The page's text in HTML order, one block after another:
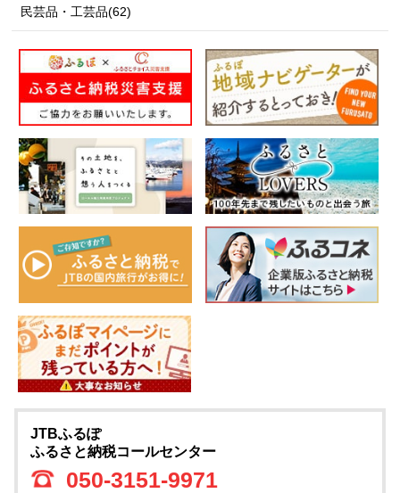
民芸品・工芸品(62)
JTBふるぽ
ふるさと納税コールセンター
050-3151-9971